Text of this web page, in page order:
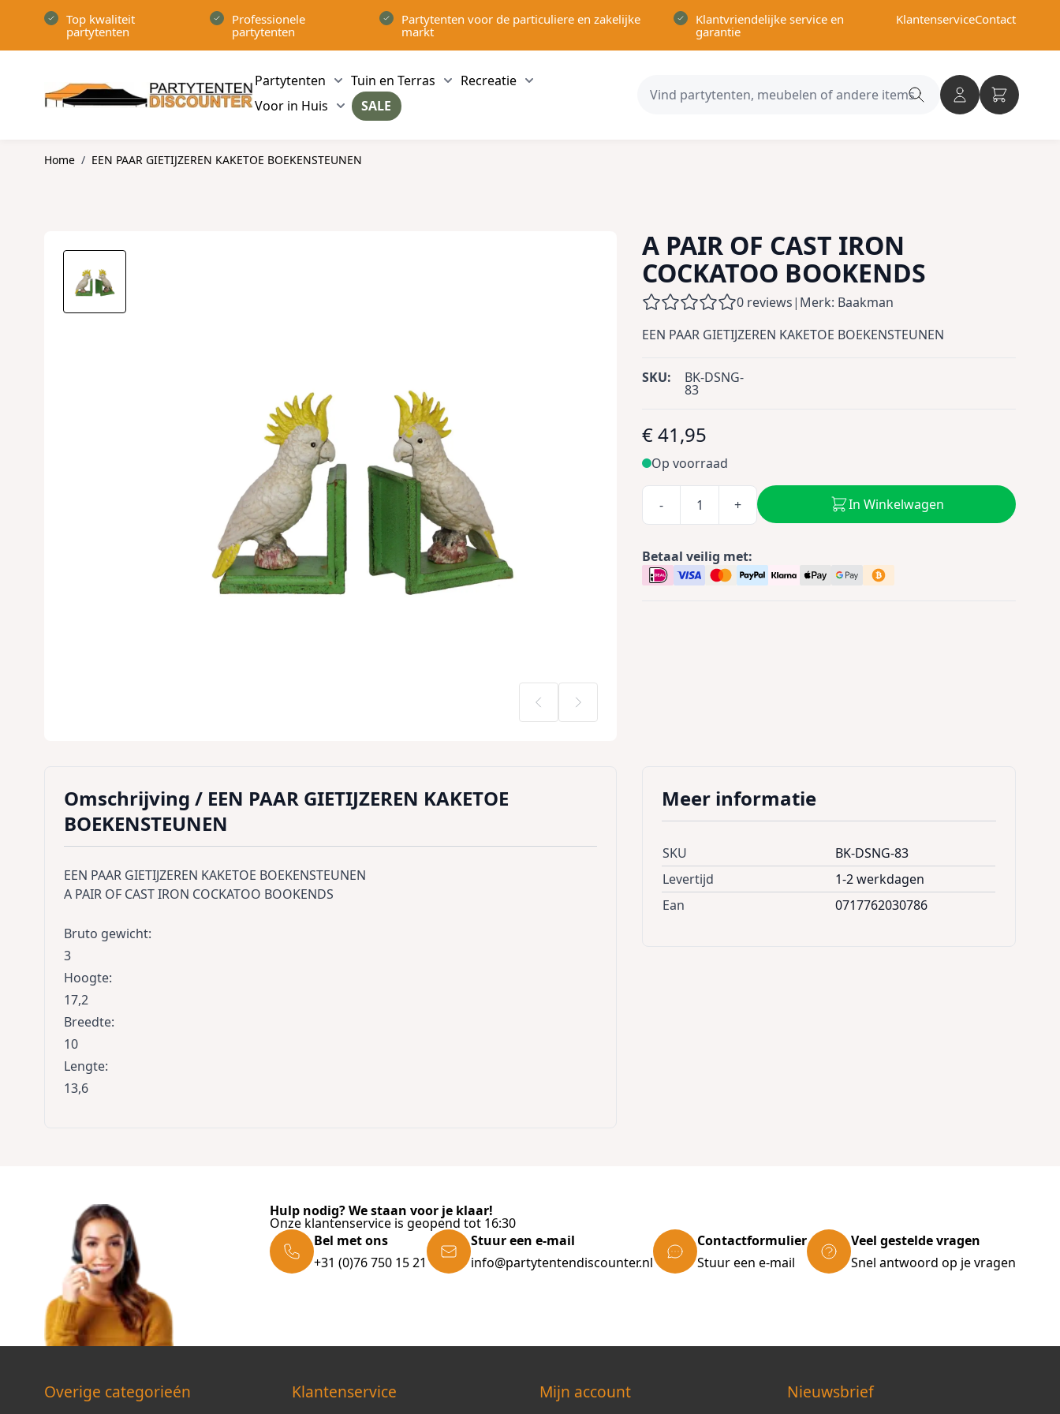
Top kwaliteit
partytenten
Professionele
partytenten
Partytenten voor de particuliere en zakelijke
markt
Klantvriendelijke service en
garantie
KlantenserviceContact
Partytenten
Show submenu for Partytenten category
Tuin en Terras
Show submenu for Tuin en Terras category
Recreatie
Show submenu for Recreatie category
Voor in Huis
Show submenu for Voor in Huis category
SALE
Search
Home / EEN PAAR GIETIJZEREN KAKETOE BOEKENSTEUNEN
A PAIR OF CAST IRON
COCKATOO BOOKENDS
0 reviews| Merk: Baakman
EEN PAAR GIETIJZEREN KAKETOE BOEKENSTEUNEN
SKU: BK-DSNG-
83
€ 41,95
Op voorraad
- + In Winkelwagen
Betaal veilig met:
Omschrijving / EEN PAAR GIETIJZEREN KAKETOE
BOEKENSTEUNEN
EEN PAAR GIETIJZEREN KAKETOE BOEKENSTEUNEN
A PAIR OF CAST IRON COCKATOO BOOKENDS
Bruto gewicht:
3
Hoogte:
17,2
Breedte:
10
Lengte:
13,6
Meer informatie
SKU
BK-DSNG-83
Levertijd
1-2 werkdagen
Ean
0717762030786
Hulp nodig? We staan voor je klaar!
Onze klantenservice is geopend tot 16:30
Bel met ons
+31 (0)76 750 15 21
Stuur een e-mail
info@partytentendiscounter.nl
Contactformulier
Stuur een e-mail
Veel gestelde vragen
Snel antwoord op je vragen
Overige categorieén Klantenservice Mijn account Nieuwsbrief